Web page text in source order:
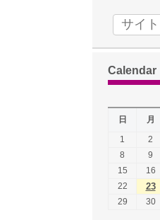
Calendar
日 月
1
2
8
9
15
16
22
23
29
30